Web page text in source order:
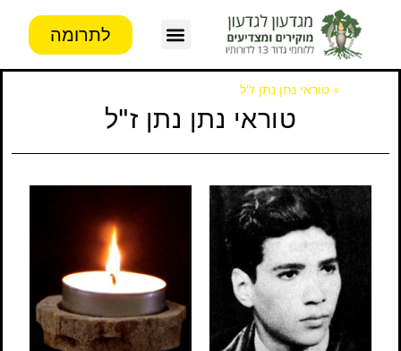
לתרומה
» טוראי נתן נתן ז"ל
טוראי נתן נתן ז"ל